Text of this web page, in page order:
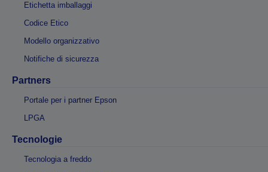
Etichetta imballaggi
Codice Etico
Modello organizzativo
Notifiche di sicurezza
Partners
Portale per i partner Epson
LPGA
Tecnologie
Tecnologia a freddo